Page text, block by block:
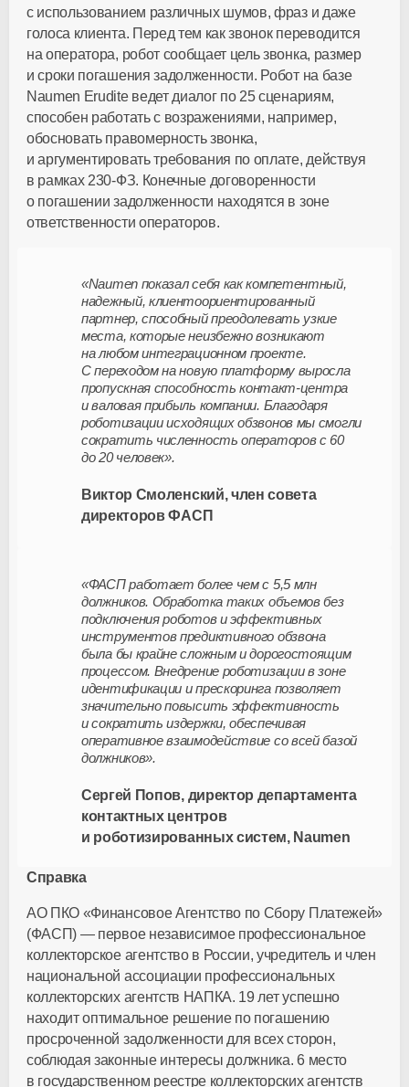
с использованием различных шумов, фраз и даже
голоса клиента. Перед тем как звонок переводится
на оператора, робот сообщает цель звонка, размер
и сроки погашения задолженности. Робот на базе
Naumen Erudite ведет диалог по 25 сценариям,
способен работать с возражениями, например,
обосновать правомерность звонка,
и аргументировать требования по оплате, действуя
в рамках 230-ФЗ. Конечные договоренности
о погашении задолженности находятся в зоне
ответственности операторов.
«Naumen показал себя как компетентный,
надежный, клиентоориентированный
партнер, способный преодолевать узкие
места, которые неизбежно возникают
на любом интеграционном проекте.
С переходом на новую платформу выросла
пропускная способностьконтакт-центра
и валовая прибыль компании. Благодаря
роботизации исходящих обзвонов мы смогли
сократить численность операторов с 60
до 20 человек».
Виктор Смоленский, член совета
директоров ФАСП
«ФАСП работает более чем с 5,5 млн
должников. Обработка таких объемов без
подключения роботов и эффективных
инструментов предиктивного обзвона
была бы крайне сложным и дорогостоящим
процессом. Внедрение роботизации в зоне
идентификации и прескоринга позволяет
значительно повысить эффективность
и сократить издержки, обеспечивая
оперативное взаимодействие со всей базой
должников».
Сергей Попов, директор департамента
контактных центров
и роботизированных систем, Naumen
Справка
АО ПКО «Финансовое Агентство по Сбору Платежей»
(ФАСП) — первое независимое профессиональное
коллекторское агентство в России, учредитель и член
национальной ассоциации профессиональных
коллекторских агентств НАПКА. 19 лет успешно
находит оптимальное решение по погашению
просроченной задолженности для всех сторон,
соблюдая законные интересы должника. 6 место
в государственном реестре коллекторских агентств